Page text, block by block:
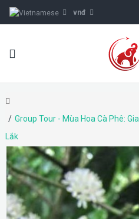
vnđ
Group Tour - Mùa Hoa Cà Phê:
Lắk